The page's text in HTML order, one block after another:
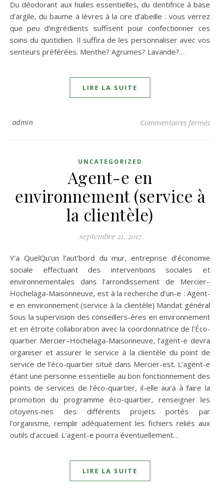
Du déodorant aux huiles essentielles, du dentifrice à base
d’argile, du baume à lèvres à la cire d’abeille : vous verrez
que peu d’ingrédients suffisent pour confectionner ces
soins du quotidien. Il suffira de les personnaliser avec vos
senteurs préférées. Menthe? Agrumes? Lavande?…
LIRE LA SUITE
admin Commentaires fermés
UNCATEGORIZED
Agent-e en
environnement (service à
la clientèle)
septembre 21, 2017
Y’a QuelQu’un l’aut’bord du mur, entreprise d’économie
sociale effectuant des interventions sociales et
environnementales dans l’arrondissement de Mercier‒
Hochelaga-Maisonneuve, est à la recherche d’un-e : Agent-
e en environnement (service à la clientèle) Mandat général
Sous la supervision des conseillers-ères en environnement
et en étroite collaboration avec la coordonnatrice de l’Éco-
quartier Mercier–Hochelaga-Maisonneuve, l’agent-e devra
organiser et assurer le service à la clientèle du point de
service de l’éco-quartier situé dans Mercier-est. L’agent-e
étant une personne essentielle au bon fonctionnement des
points de services de l’éco-quartier, il-elle aura à faire la
promotion du programme éco-quartier, renseigner les
citoyens-nes des différents projets portés par
l’organisme, remplir adéquatement les fichiers reliés aux
outils d’accueil. L’agent-e pourra éventuellement…
LIRE LA SUITE